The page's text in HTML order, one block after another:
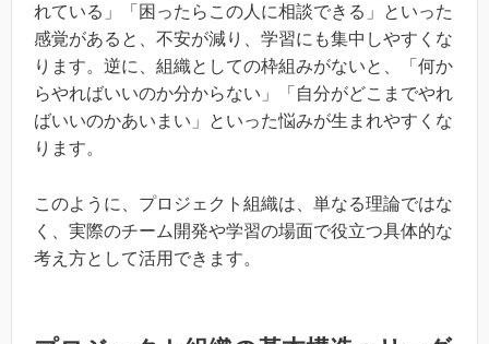
れている」「困ったらこの人に相談できる」といった
感覚があると、不安が減り、学習にも集中しやすくな
ります。逆に、組織としての枠組みがないと、「何か
らやればいいのか分からない」「自分がどこまでやれ
ばいいのかあいまい」といった悩みが生まれやすくな
ります。
このように、プロジェクト組織は、単なる理論ではな
く、実際のチーム開発や学習の場面で役立つ具体的な
考え方として活用できます。